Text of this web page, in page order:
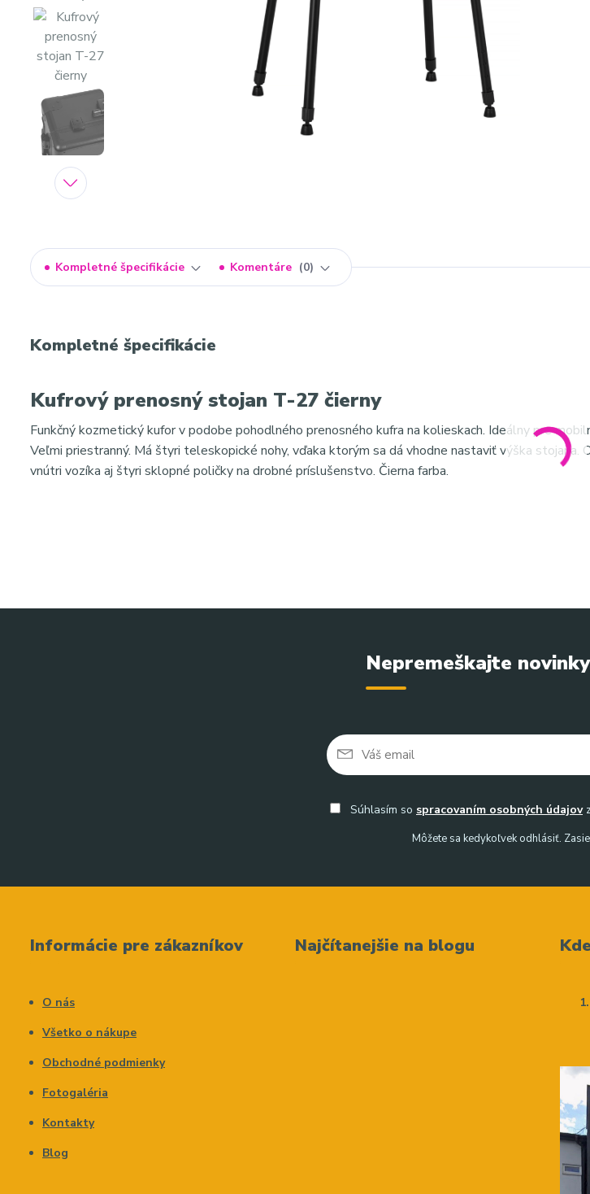
Kompletné špecifikácie Komentáre 0
Kompletné špecifikácie
Kufrový prenosný stojan T-27 čierny
Funkčný kozmetický kufor v podobe pohodlného prenosného kufra na kolieskach. Ideálny pre
Veľmi priestranný. Má štyri teleskopické nohy, vďaka ktorým sa dá vhodne nastaviť výška stojana.
vnútri vozíka aj štyri sklopné poličky na drobné príslušenstvo. Čierna farba.
Nepremeškajte
Súhlasím so spracovaním osobných údajov
Môžete sa kedykoľvek odhlásiť.
Informácie pre zákazníkov
O nás
Všetko o nákupe
Obchodné podmienky
Fotogaléria
Kontakty
Blog
Najčítanejšie na blogu